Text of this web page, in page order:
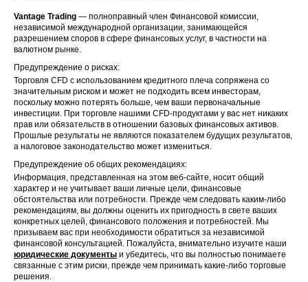
Vantage Trading — полноправный член Финансовой комиссии,
независимой международной организации, занимающейся
разрешением споров в сфере финансовых услуг, в частности на
валютном рынке.
Предупреждение о рисках:
Торговля CFD с использованием кредитного плеча сопряжена со
значительным риском и может не подходить всем инвесторам,
поскольку можно потерять больше, чем ваши первоначальные
инвестиции. При торговле нашими CFD-продуктами у вас нет никаких
прав или обязательств в отношении базовых финансовых активов.
Прошлые результаты не являются показателем будущих результатов,
а налоговое законодательство может измениться.
Предупреждение об общих рекомендациях:
Информация, представленная на этом веб-сайте, носит общий
характер и не учитывает ваши личные цели, финансовые
обстоятельства или потребности. Прежде чем следовать каким-либо
рекомендациям, вы должны оценить их пригодность в свете ваших
конкретных целей, финансового положения и потребностей. Мы
призываем вас при необходимости обратиться за независимой
финансовой консультацией. Пожалуйста, внимательно изучите наши
юридические документы и убедитесь, что вы полностью понимаете
связанные с этим риски, прежде чем принимать какие-либо торговые
решения.